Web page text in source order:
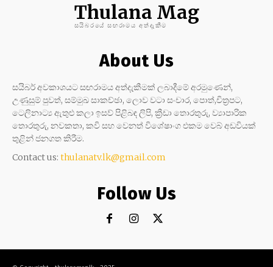
Thulana Mag
සයිබරයේ සඟරාමය අත්දැකීම
About Us
සයිබර් අවකාශයට සඟරාමය අත්දැකීමක් ලබාදීමේ අරමුණෙන්,
උණුසුම් පුවත්, සම්මුඛ සාකච්ඡා, ලොව වටා සංචාර, පොත්,චිත්‍රපට,
ටෙලිනාට්‍ය ඇතුළු කලා ඉසව් පිළිබඳ ලිපි, ක්‍රීඩා තොරතුරු, ව්‍යාපාරික
තොරතුරු, නවකතා, කවි සහ වෙනත් විශේෂාංග එකම වෙබ් අඩවියක්
තුළින් ජනගත කිරීම.
Contact us: thulanatv.lk@gmail.com
Follow Us